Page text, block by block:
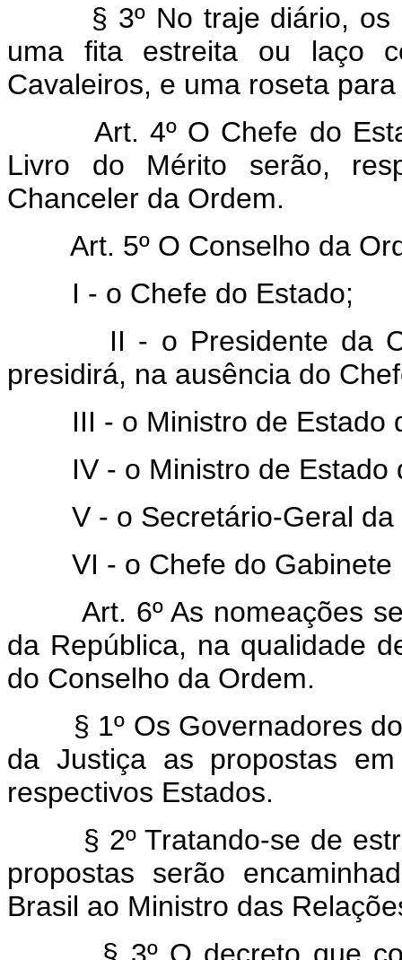
§ 3º No traje diário, os
uma fita estreita ou laço
Cavaleiros, e uma roseta
Art. 4º O Chefe do
Livro do Mérito serão,
Chanceler da Ordem.
Art. 5º O Conselho da
I - o Chefe do Estado;
II - o Presidente da
presidirá, na ausência do
III - o Ministro de Estado
IV - o Ministro de Estado
V - o Secretário-Geral da
VI - o Chefe do Gabinete
Art. 6º As nomeações
da República, na qualidade
do Conselho da Ordem.
§ 1º Os Governadores
da Justiça as propostas
respectivos Estados.
§ 2º Tratando-se de
propostas serão
Brasil ao Ministro das